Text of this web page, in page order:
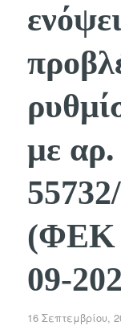
με
(ΦΕΚ
09-
16 Σεπτεμβρίου,